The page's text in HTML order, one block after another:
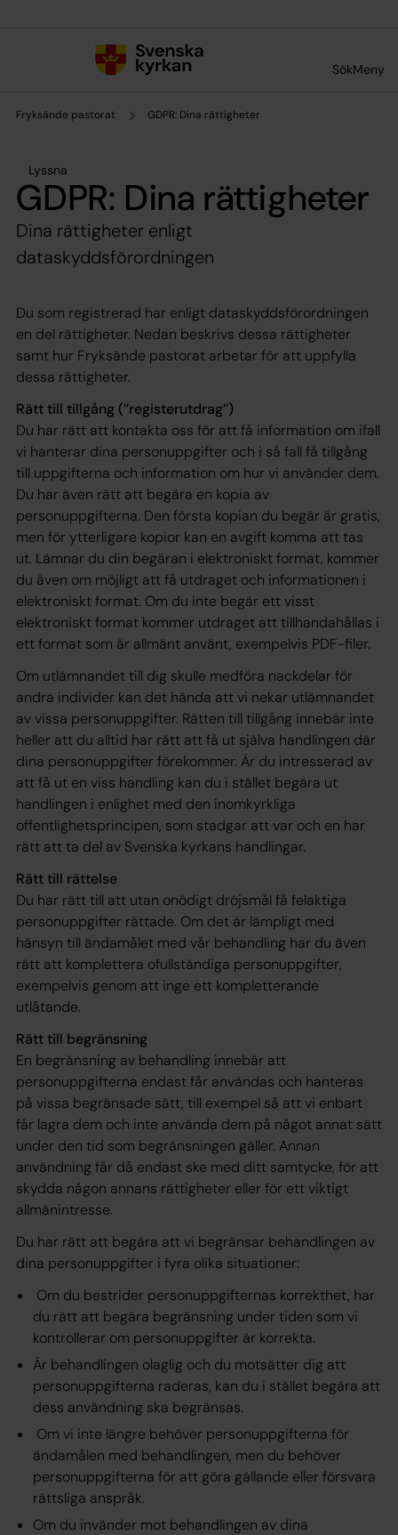
SökMeny
Fryksände pastorat GDPR: Dina rättigheter
Lyssna
GDPR: Dina rättigheter
Dina rättigheter enligt
dataskyddsförordningen
Du som registrerad har enligt dataskyddsförordningen
en del rättigheter. Nedan beskrivs dessa rättigheter
samt hur Fryksände pastorat arbetar för att uppfylla
dessa rättigheter.
Rätt till tillgång (”registerutdrag”)
Du har rätt att kontakta oss för att få information om ifall
vi hanterar dina personuppgifter och i så fall få tillgång
till uppgifterna och information om hur vi använder dem.
Du har även rätt att begära en kopia av
personuppgifterna. Den första kopian du begär är gratis,
men för ytterligare kopior kan en avgift komma att tas
ut. Lämnar du din begäran i elektroniskt format, kommer
du även om möjligt att få utdraget och informationen i
elektroniskt format. Om du inte begär ett visst
elektroniskt format kommer utdraget att tillhandahållas i
ett format som är allmänt använt, exempelvis PDF-filer.
Om utlämnandet till dig skulle medföra nackdelar för
andra individer kan det hända att vi nekar utlämnandet
av vissa personuppgifter. Rätten till tillgång innebär inte
heller att du alltid har rätt att få ut själva handlingen där
dina personuppgifter förekommer. Är du intresserad av
att få ut en viss handling kan du i stället begära ut
handlingen i enlighet med den inomkyrkliga
offentlighetsprincipen, som stadgar att var och en har
rätt att ta del av Svenska kyrkans handlingar.
Rätt till rättelse
Du har rätt till att utan onödigt dröjsmål få felaktiga
personuppgifter rättade. Om det är lämpligt med
hänsyn till ändamålet med vår behandling har du även
rätt att komplettera ofullständiga personuppgifter,
exempelvis genom att inge ett kompletterande
utlåtande.
Rätt till begränsning
En begränsning av behandling innebär att
personuppgifterna endast får användas och hanteras
på vissa begränsade sätt, till exempel så att vi enbart
får lagra dem och inte använda dem på något annat sätt
under den tid som begränsningen gäller. Annan
användning får då endast ske med ditt samtycke, för att
skydda någon annans rättigheter eller för ett viktigt
allmänintresse.
Du har rätt att begära att vi begränsar behandlingen av
dina personuppgifter i fyra olika situationer:
Om du bestrider personuppgifternas korrekthet, har
du rätt att begära begränsning under tiden som vi
kontrollerar om personuppgifter är korrekta.
Är behandlingen olaglig och du motsätter dig att
personuppgifterna raderas, kan du i stället begära att
dess användning ska begränsas.
Om vi inte längre behöver personuppgifterna för
ändamålen med behandlingen, men du behöver
personuppgifterna för att göra gällande eller försvara
rättsliga anspråk.
Om du invänder mot behandlingen av dina